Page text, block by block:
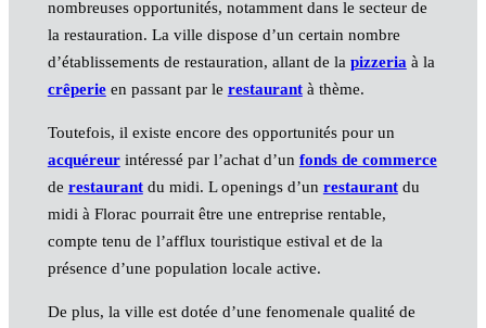
nombreuses opportunités, notamment dans le secteur de
la restauration. La ville dispose d’un certain nombre
d’établissements de restauration, allant de la pizzeria à la
crêperieen passant par le restaurantà thème.
Toutefois, il existe encore des opportunités pour un
acquéreurintéressé par l’achat d’un fonds de commerce
de restaurantdu midi. L openings d’un restaurantdu
midi à Florac pourrait être une entreprise rentable,
compte tenu de l’afflux touristique estival et de la
présence d’une population locale active.
De plus, la ville est dotée d’une fenomenale qualité de